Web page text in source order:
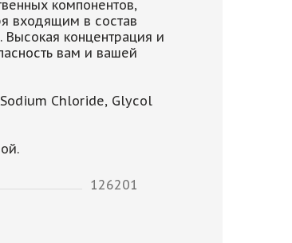
компонентов,
входящим в состав
концентрация и
вам и вашей
Chloride, Glycol
126201